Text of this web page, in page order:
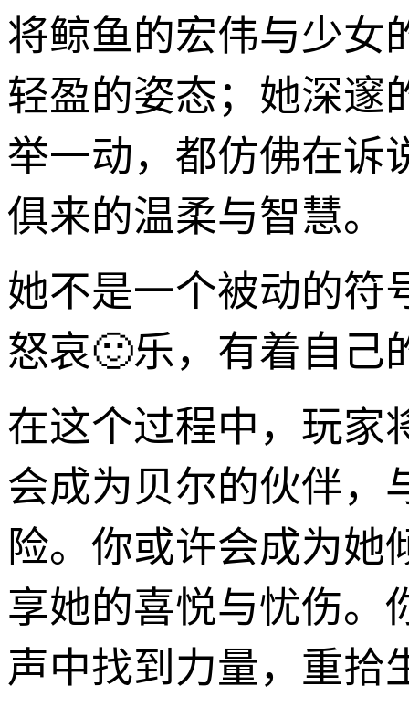
将鲸鱼的宏伟与少女
轻盈的姿态；她深邃
举一动，都仿佛在诉
俱来的温柔与智慧。
她不是一个被动的符
怒哀🙂乐，有着自己
在这个过程中，玩家
会成为贝尔的伙伴，
险。你或许会成为她
享她的喜悦与忧伤。
声中找到力量，重拾